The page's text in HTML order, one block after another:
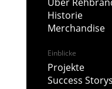
Historie
Merchandise
Einblicke
Projekte
Success Storys
Untertier|